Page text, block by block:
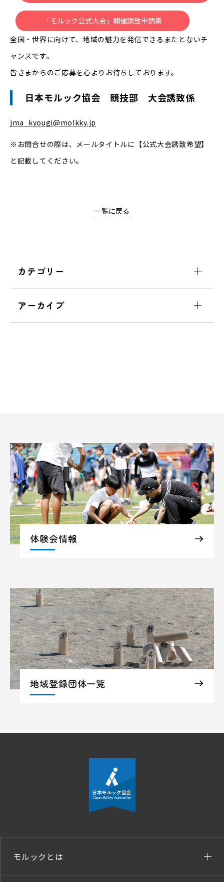
「モルック公式大会」開催誘致申請書
全国・世界に向けて、地域の魅力を発信できるまたとないチ
ャンスです。
皆さまからのご応募を心よりお待ちしております。
日本モルック協会 競技部 大会誘致係
jma_kyougi@molkky.jp
※お問合せの際は、メールタイトルに【公式大会誘致希望】
と記載してください。
一覧に戻る
カテゴリー
アーカイブ
体験会情報
地域登録団体一覧
モルックとは